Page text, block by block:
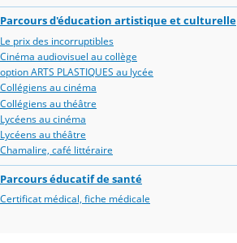
Parcours d'éducation artistique et culturelle
Le prix des incorruptibles
Cinéma audiovisuel au collège
option ARTS PLASTIQUES au lycée
Collégiens au cinéma
Collégiens au théâtre
Lycéens au cinéma
Lycéens au théâtre
Chamalire, café littéraire
Parcours éducatif de santé
Certificat médical, fiche médicale